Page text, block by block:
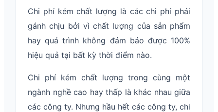
Chi phí kém chất lượng là các chi phí phải
gánh chịu bởi vì chất lượng của sản phẩm
hay quá trình không đảm bảo được 100%
hiệu quả tại bất kỳ thời điểm nào.
Chi phí kém chất lượng trong cùng một
ngành nghề cao hay thấp là khác nhau giữa
các công ty. Nhưng hầu hết các công ty, chi